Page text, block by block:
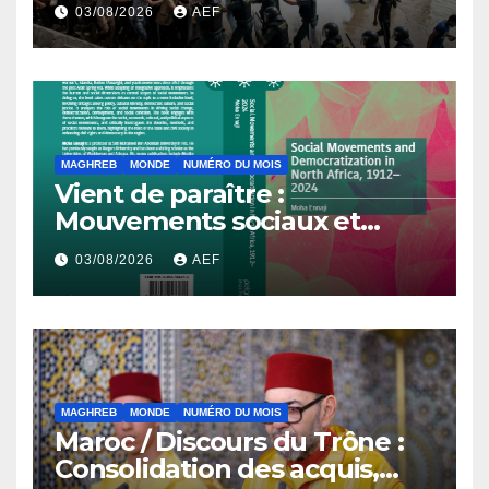
03/08/2026 AEF
MAGHREB MONDE NUMÉRO DU MOIS
Vient de paraître :
Mouvements sociaux et
démocratisation en Afrique
du Nord, 1912-2024
03/08/2026 AEF
MAGHREB MONDE NUMÉRO DU MOIS
Maroc / Discours du Trône :
Consolidation des acquis,